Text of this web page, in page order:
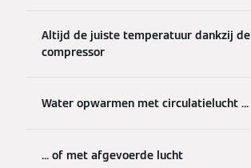
Altijd de juiste temperatuur dankzij de
compressor
Water opwarmen met circulatielucht ...
... of met afgevoerde lucht